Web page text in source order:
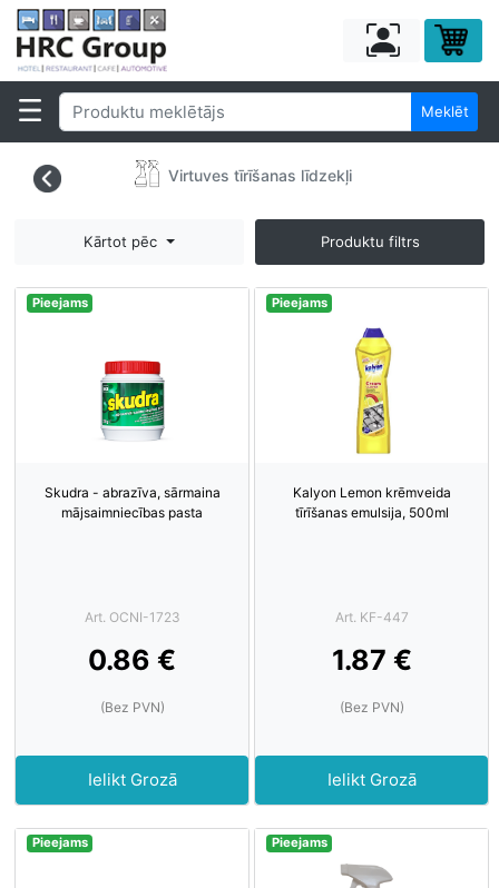
Meklēt
Virtuves tīrīšanas līdzekļi
Kārtot pēc Produktu filtrs
Pieejams
Skudra - abrazīva, sārmaina
mājsaimniecības pasta
Art. OCNI-1723
0.86 €
(Bez PVN)
Ielikt Grozā
Pieejams
Kalyon Lemon krēmveida
tīrīšanas emulsija, 500ml
Art. KF-447
1.87 €
(Bez PVN)
Ielikt Grozā
Pieejams Pieejams